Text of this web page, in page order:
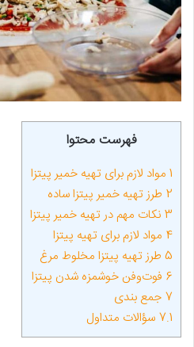
فهرست محتوا
1 مواد لازم برای تهیه خمیر پیتزا
2 طرز تهیه خمیر پیتزا ساده
3 نکات مهم در تهیه خمیر پیتزا
4 مواد لازم برای تهیه پیتزا
5 طرز تهیه پیتزا مخلوط مرغ
6 فوت‌وفن خوشمزه شدن پیتزا
7 جمع بندی
7.1 سؤالات متداول